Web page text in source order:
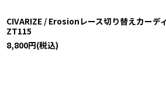
CIVARIZE / Erosionレース切り替えカー
ZT115
8,800円(税込)